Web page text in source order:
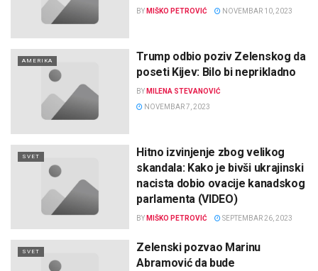
BY MIŠKO PETROVIĆ NOVEMBAR 10, 2023
AMERIKA
Trump odbio poziv Zelenskog da
poseti Kijev: Bilo bi neprikladno
BY MILENA STEVANOVIĆ
NOVEMBAR 7, 2023
SVET
Hitno izvinjenje zbog velikog
skandala: Kako je bivši ukrajinski
nacista dobio ovacije kanadskog
parlamenta (VIDEO)
BY MIŠKO PETROVIĆ SEPTEMBAR 26, 2023
SVET
Zelenski pozvao Marinu
Abramović da bude